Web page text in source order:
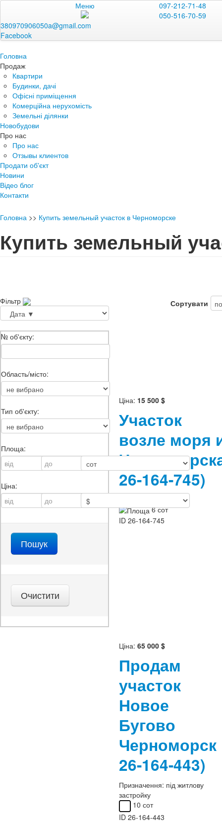
Меню
097-212-71-48
050-516-70-59
380970906050a@gmail.com
Facebook
Головна
Продаж
Квартири
Будинки, дачі
Офісні приміщення
Комерційна нерухомість
Земельні ділянки
Новобудови
Про нас
Про нас
Отзывы клиентов
Продати об'єкт
Новини
Відео блог
Контакти
Головна >> Купить земельный участок в Черноморске
Купить земельный
Фільтр
№ об'єкту:
Область/місто:
Тип об'єкту:
Площа:
Ціна:
Сортувати
Ціна: 15 500 $
Участок
возле моря
26-164-745)
6 сот
ID 26-164-745
Ціна: 65 000 $
Продам
участок
Новое
Бугово
26-164-443)
Призначення: під житлову
застройку
10 сот
ID 26-164-443